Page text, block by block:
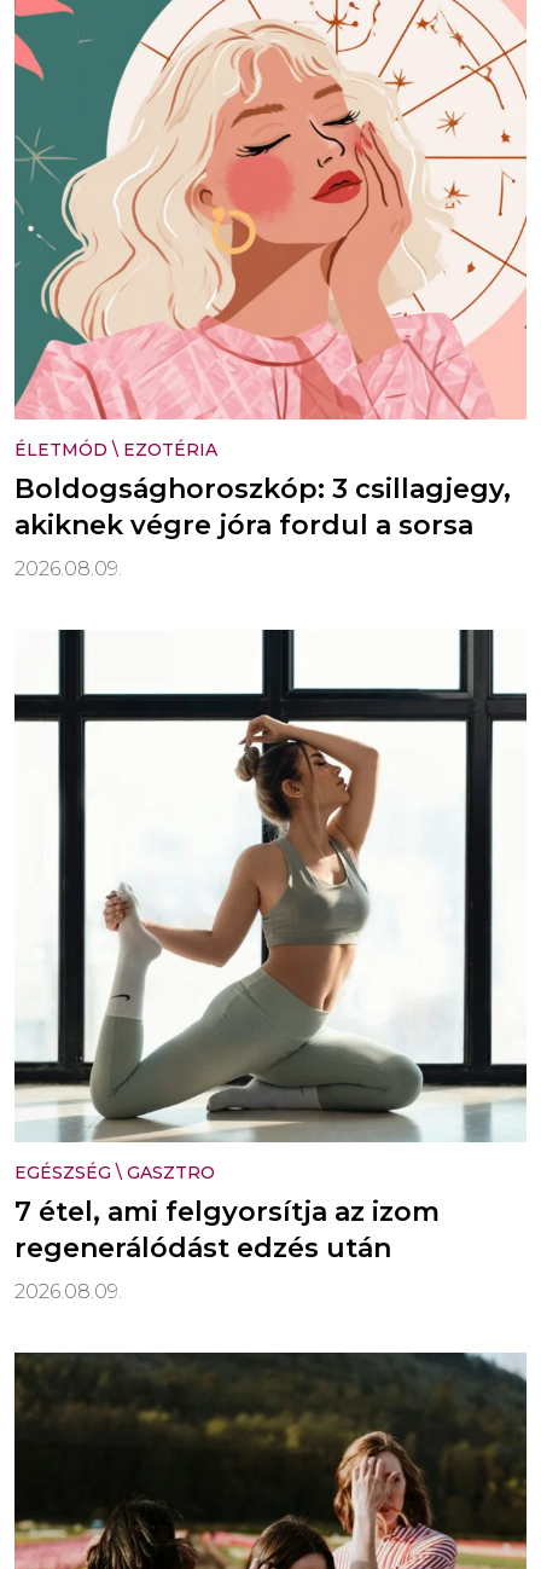
ÉLETMÓD \ EZOTÉRIA
Boldogsághoroszkóp: 3 csillagjegy,
akiknek végre jóra fordul a sorsa
2026.08.09.
EGÉSZSÉG \ GASZTRO
7 étel, ami felgyorsítja az izom
regenerálódást edzés után
2026.08.09.